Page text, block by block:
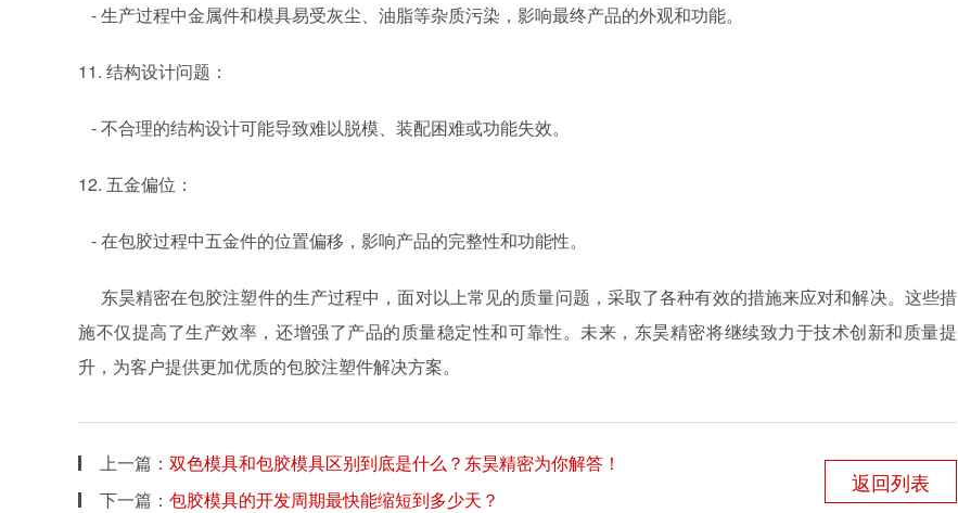
- 生产过程中金属件和模具易受灰尘、油脂等杂质污染，影响最终产品的外观和功能。
11. 结构设计问题：
- 不合理的结构设计可能导致难以脱模、装配困难或功能失效。
12. 五金偏位：
- 在包胶过程中五金件的位置偏移，影响产品的完整性和功能性。
东昊精密在包胶注塑件的生产过程中，面对以上常见的质量问题，采取了各种有效的措施来应对和解决。这些措
施不仅提高了生产效率，还增强了产品的质量稳定性和可靠性。未来，东昊精密将继续致力于技术创新和质量提
升，为客户提供更加优质的包胶注塑件解决方案。
上一篇： 双色模具和包胶模具区别到底是什么？东昊精密为你解答！
下一篇： 包胶模具的开发周期最快能缩短到多少天？
返回列表